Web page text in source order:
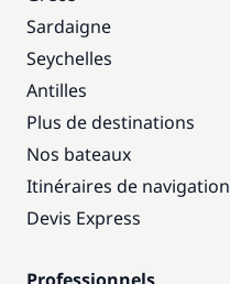
Sardaigne
Seychelles
Antilles
Plus de destinations
Nos bateaux
Itinéraires de navigation
Devis Express